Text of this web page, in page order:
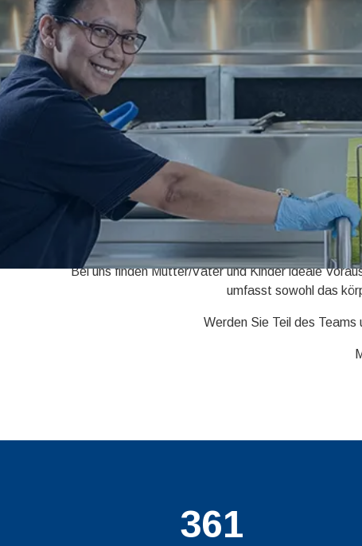
Unsere Mutter-Kind- bzw. Vater-Kind-Klinik
geschwungenen Weinbergen zu allerlei Freizeit-
Bei uns finden Mütter/Väter und Kinder ideale
umfasst sowohl das
Werden Sie Teil des Teams
361